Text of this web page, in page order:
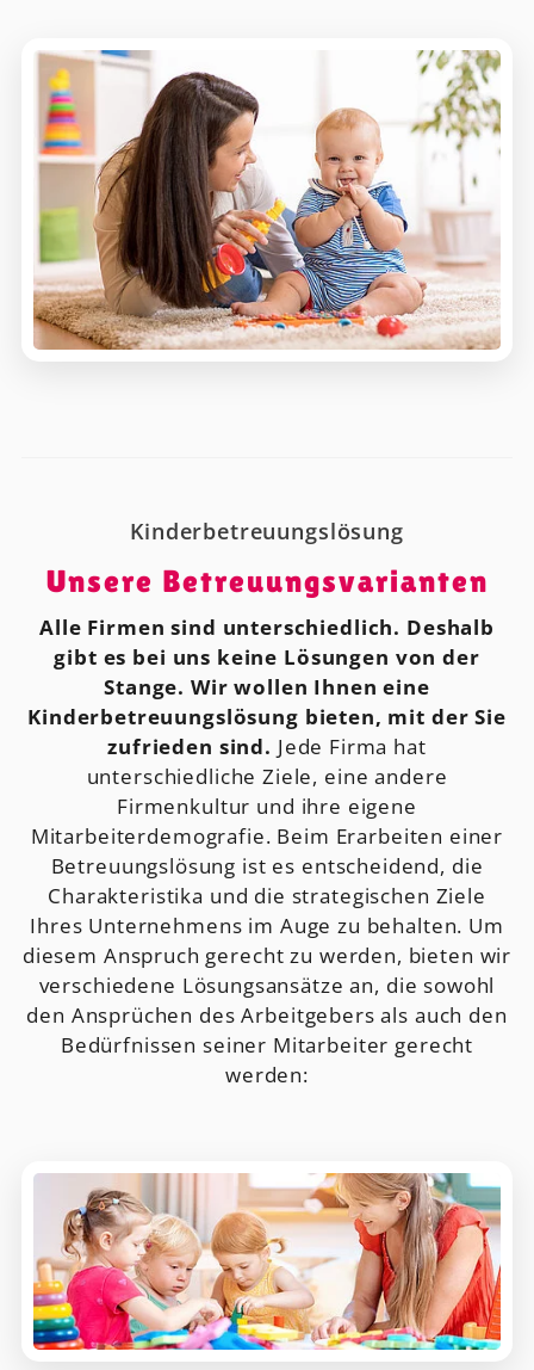
Kinderbetreuungslösung
Unsere Betreuungsvarianten
Alle Firmen sind unterschiedlich. Deshalb
gibt es bei uns keine Lösungen von der
Stange. Wir wollen Ihnen eine
Kinderbetreuungslösung bieten, mit der Sie
zufrieden sind. Jede Firma hat
unterschiedliche Ziele, eine andere
Firmenkultur und ihre eigene
Mitarbeiterdemografie. Beim Erarbeiten einer
Betreuungslösung ist es entscheidend, die
Charakteristika und die strategischen Ziele
Ihres Unternehmens im Auge zu behalten. Um
diesem Anspruch gerecht zu werden, bieten wir
verschiedene Lösungsansätze an, die sowohl
den Ansprüchen des Arbeitgebers als auch den
Bedürfnissen seiner Mitarbeiter gerecht
werden: